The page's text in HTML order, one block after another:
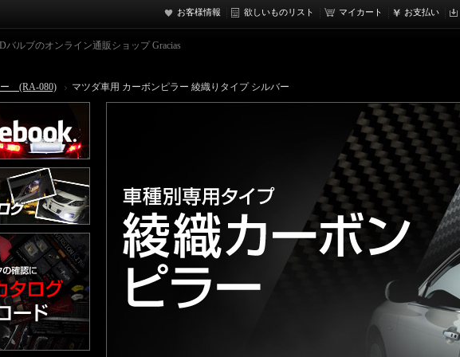
お客様情報 欲しいものリスト マイカート お支払い
バルブのオンライン通販ショップ Gracias
ー (RA-080) マツダ車用 カーボンピラー 綾織りタイプ シルバー